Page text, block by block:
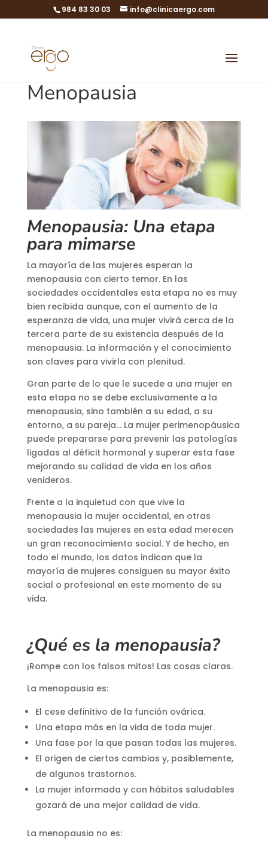
984 83 30 03 info@clinicaergo.com
Menopausia
Menopausia: Una etapa
para mimarse
La mayoría de las mujeres esperan la
menopausia con cierto temor. En las
sociedades occidentales esta etapa no es muy
bien recibida aunque, con el aumento de la
esperanza de vida, una mujer vivirá cerca de la
tercera parte de su existencia después de la
menopausia. La información y el conocimiento
son claves para vivirla con plenitud.
Gran parte de lo que le sucede a una mujer en
esta etapa no se debe exclusivamente a la
menopausia, sino también a su edad, a su
entorno, a su pareja… La mujer perimenopáusica
puede prepararse para prevenir las patologías
ligadas al déficit hormonal y superar esta fase
mejorando su calidad de vida en los años
venideros.
Frente a la inquietud con que vive la
menopausia la mujer occidental, en otras
sociedades las mujeres en esta edad merecen
un gran reconocimiento social. Y de hecho, en
todo el mundo, los datos indican que la
mayoría de mujeres consiguen su mayor éxito
social o profesional en este momento de su
vida.
¿Qué es la menopausia?
¡Rompe con los falsos mitos! Las cosas claras.
La menopausia es:
El cese definitivo de la función ovárica.
Una etapa más en la vida de toda mujer.
Una fase por la que pasan todas las mujeres.
El origen de ciertos cambios y, posiblemente,
de algunos trastornos.
La mujer informada y con hábitos saludables
gozará de una mejor calidad de vida.
La menopausia no es: